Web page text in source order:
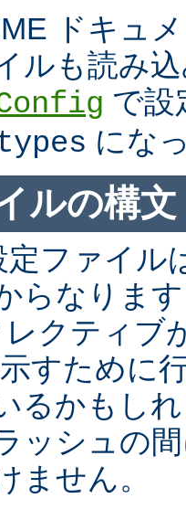
ドキュ
ルも読み
で設
にな
ルの構文
定ファイル
らなりま
クティブ
すために
るかもし
ッシュの
ません。